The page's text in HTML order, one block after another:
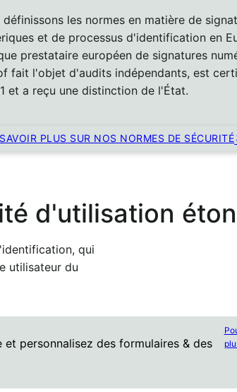
définissons les normes en matière de
et de processus d'identification en
prestataire européen de signatures
fait l'objet d'audits indépendants, est
et a reçu une distinction de l'État.
PLUS SUR NOS NORMES DE SÉCURITÉ
d'utilisation
qui
utilisateur du
personnalisez des formulaires & des